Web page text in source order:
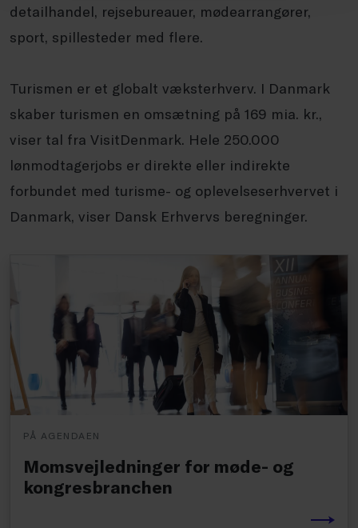
detailhandel, rejsebureauer, mødearrangører,
sport, spillesteder med flere.
Turismen er et globalt væksterhverv. I Danmark
skaber turismen en omsætning på 169 mia. kr.,
viser tal fra VisitDenmark. Hele 250.000
lønmodtagerjobs er direkte eller indirekte
forbundet med turisme- og oplevelseserhvervet i
Danmark, viser Dansk Erhvervs beregninger.
PÅ AGENDAEN
Momsvejledninger for møde- og
kongresbranchen